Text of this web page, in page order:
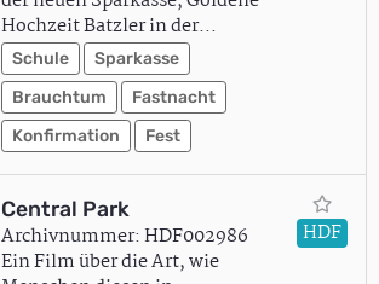
Hochzeit Batzler in der…
Schule
Sparkasse
Brauchtum
Fastnacht
Konfirmation
Fest
Central Park
Archivnummer: HDF002986
Ein Film über die Art, wie
HDF